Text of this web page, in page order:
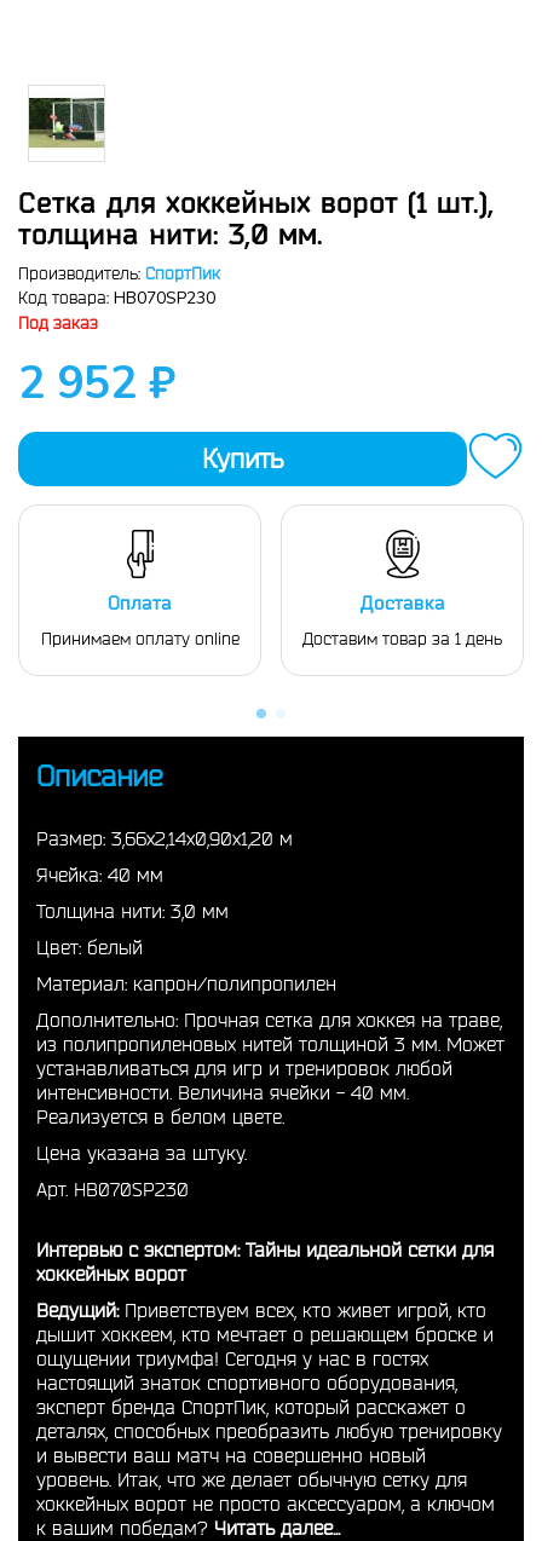
Сетка для хоккейных ворот (1 шт.),
толщина нити: 3,0 мм.
Производитель: СпортПик
Код товара: HB070SP230
Под заказ
2 952 ₽
Купить
Оплата
Принимаем оплату online
Доставка
Доставим товар за 1 день
Описание
Размер: 3,66х2,14х0,90х1,20 м
Ячейка: 40 мм
Толщина нити: 3,0 мм
Цвет: белый
Материал: капрон/полипропилен
Дополнительно: Прочная сетка для хоккея на траве,
из полипропиленовых нитей толщиной 3 мм. Может
устанавливаться для игр и тренировок любой
интенсивности. Величина ячейки - 40 мм.
Реализуется в белом цвете.
Цена указана за штуку.
Арт. HB070SP230
Интервью с экспертом: Тайны идеальной сетки для
хоккейных ворот
Ведущий:Приветствуем всех, кто живет игрой, кто
дышит хоккеем, кто мечтает о решающем броске и
ощущении триумфа! Сегодня у нас в гостях
настоящий знаток спортивного оборудования,
эксперт бренда СпортПик, который расскажет о
деталях, способных преобразить любую тренировку
и вывести ваш матч на совершенно новый
уровень. Итак, что же делает обычную сетку для
хоккейных ворот не просто аксессуаром, а ключом
к вашим победам? Читать далее...